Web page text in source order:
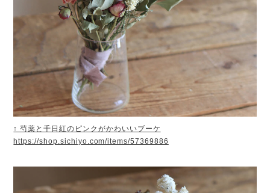
↑ 芍薬と千日紅のピンクがかわいいブーケ
https://shop.sichiyo.com/items/57369886